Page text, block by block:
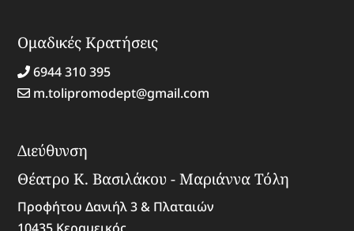
Ομαδικές Κρατήσεις
6944 310 395
m.tolipromodept@gmail.com
Διεύθυνση
Θέατρο Κ. Βασιλάκου - Μαριάννα Τόλη
Προφήτου Δανιήλ 3 & Πλαταιών